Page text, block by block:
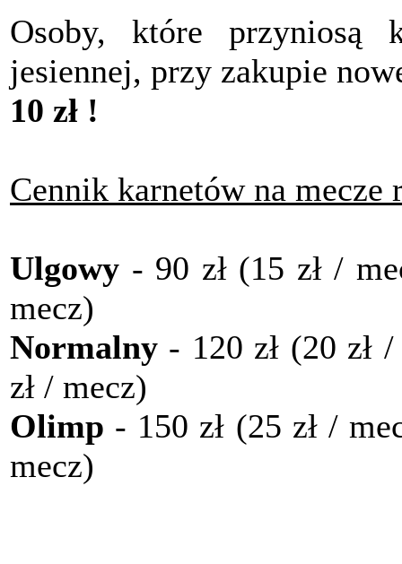
Osoby, które przyniosą
jesiennej, przy zakupie
10 zł !
Cennik karnetów na
Ulgowy - 90 zł (15 zł /
mecz)
Normalny - 120 zł (20 zł
zł / mecz)
Olimp - 150 zł (25 zł /
mecz)